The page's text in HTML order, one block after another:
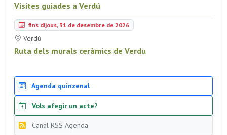
Visites guiades a Verdú
fins dijous, 31 de desembre de 2026
Verdú
Ruta dels murals ceràmics de Verdu
Agenda quinzenal
Vols afegir un acte?
Canal RSS Agenda